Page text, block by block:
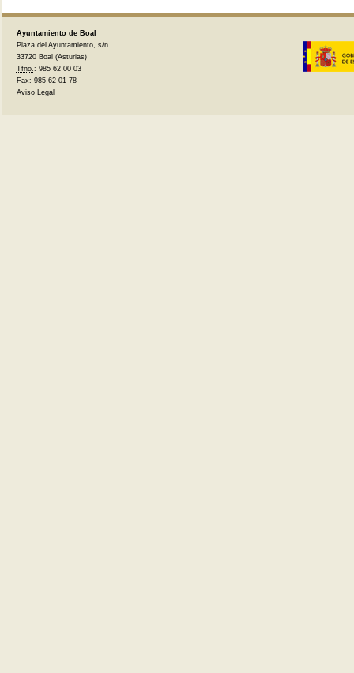
Ayuntamiento de Boal
Plaza del Ayuntamiento, s/n
33720 Boal (Asturias)
Tfno. : 985 62 00 03
Fax: 985 62 01 78
Aviso Legal